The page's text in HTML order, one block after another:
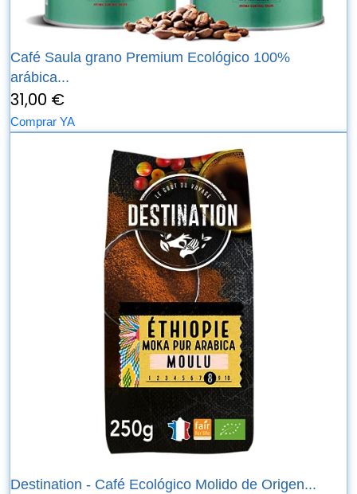
Café Saula grano Premium Ecológico 100%
arábica...
31,00 €
Comprar YA
Destination - Café Ecológico Molido de Origen...